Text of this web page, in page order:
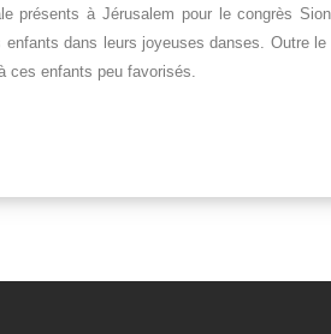
présents à Jérusalem pour le congrès
dans leurs joyeuses danses. Outre
ces enfants peu favorisés.